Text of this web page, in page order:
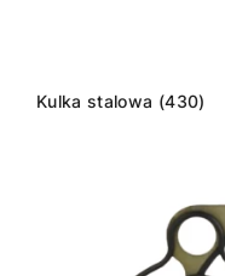
Kulka stalowa (430)